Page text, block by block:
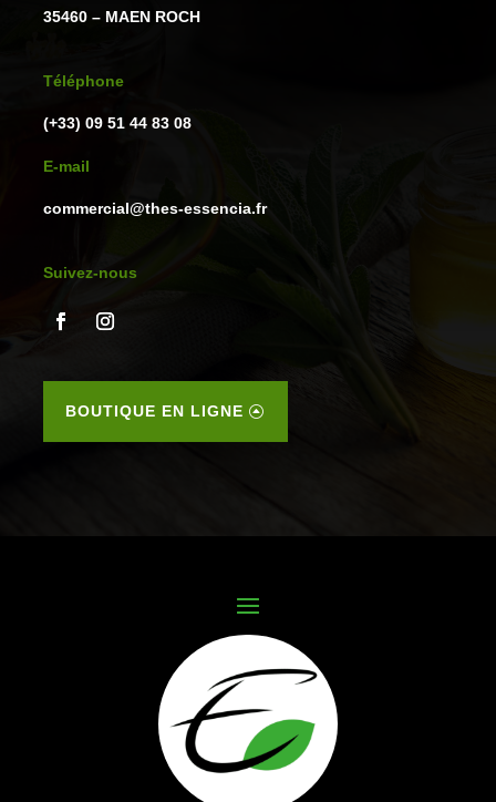
35460 – MAEN ROCH
Téléphone
(+33) 09 51 44 83 08
E-mail
commercial@thes-essencia.fr
Suivez-nous
BOUTIQUE EN LIGNE